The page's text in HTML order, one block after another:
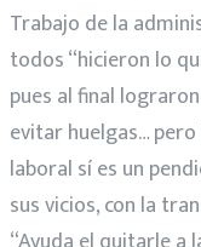
Trabajo de la
todos “hicieron lo
pues al final
evitar huelgas…
laboral sí es un
sus vicios, con la